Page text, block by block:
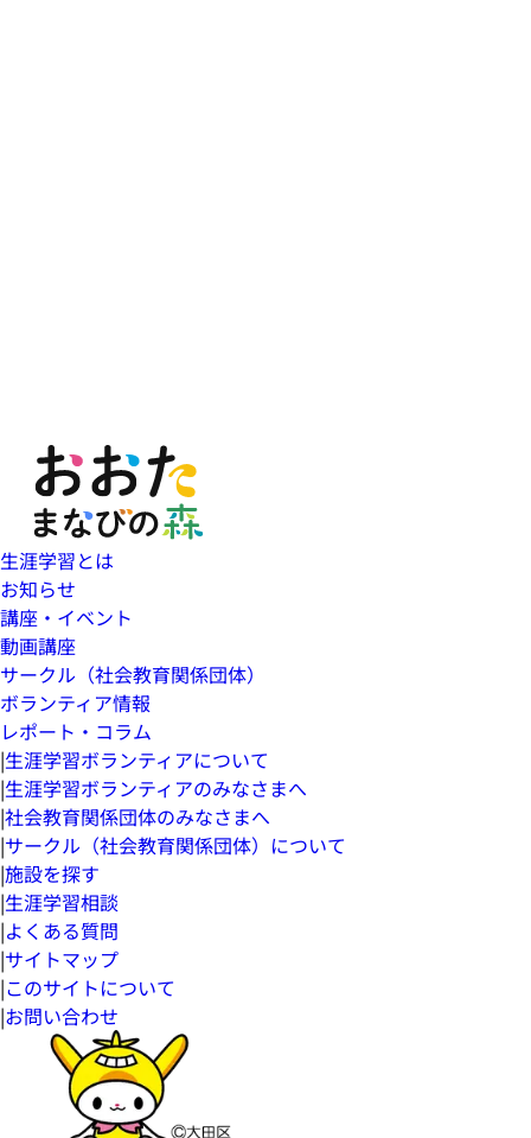
生涯学習とは
お知らせ
講座・イベント
動画講座
サークル（社会教育関係団体）
ボランティア情報
レポート・コラム
|生涯学習ボランティアについて
|生涯学習ボランティアのみなさまへ
|社会教育関係団体のみなさまへ
|サークル（社会教育関係団体）について
|施設を探す
|生涯学習相談
|よくある質問
|サイトマップ
|このサイトについて
|お問い合わせ